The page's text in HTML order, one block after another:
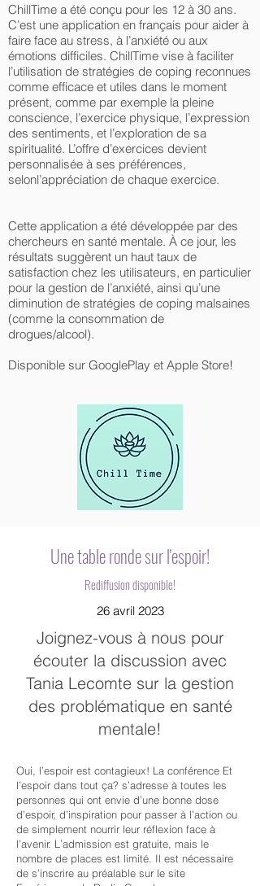
ChillTime a été conçu pour les 12 à 30 ans.
C’est une application en français pour aider à
faire face au stress, à l’anxiété ou aux
émotions difficiles. ChillTime vise à faciliter
l’utilisation de stratégies de coping reconnues
comme efficace et utiles dans le moment
présent, comme par exemple la pleine
conscience, l’exercice physique, l’expression
des sentiments, et l’exploration de sa
spiritualité. L’offre d’exercices devient
personnalisée à ses préférences,
selonl’appréciation de chaque exercice.
Cette application a été développée par des
chercheurs en santé mentale. À ce jour, les
résultats suggèrent un haut taux de
satisfaction chez les utilisateurs, en particulier
pour la gestion de l’anxiété, ainsi qu’une
diminution de stratégies de coping malsaines
(comme la consommation de
drogues/alcool).
Disponible sur GooglePlay et Apple Store!
Une table ronde sur l'espoir!
Rediffusion disponible!
26 avril 2023
Joignez-vous à nous pour
écouter la discussion avec
Tania Lecomte sur la gestion
des problématique en santé
mentale!
Oui, l’espoir est contagieux! La conférence Et
l’espoir dans tout ça? s’adresse à toutes les
personnes qui ont envie d’une bonne dose
d’espoir, d’inspiration pour passer à l’action ou
de simplement nourrir leur réflexion face à
l’avenir. L’admission est gratuite, mais le
nombre de places est limité. Il est nécessaire
de s’inscrire au préalable sur le site